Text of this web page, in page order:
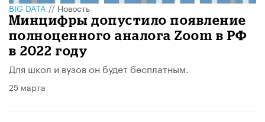
BIG DATA//Новость
Минцифры допустило появление
полноценного аналога Zoom в РФ
в 2022 году
Для школ и вузов он будет бесплатным.
25 марта